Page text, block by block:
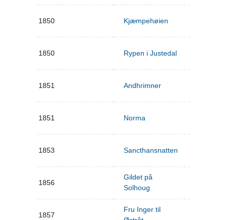
1850 Kjæmpehøien
1850 Rypen i Justedal
1851 Andhrimner
1851 Norma
1853 Sancthansnatten
1856
Gildet på
Solhoug
1857
Fru Inger til